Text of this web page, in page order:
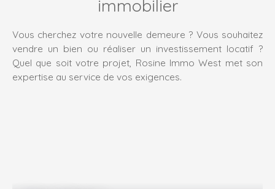
immobilier
Vous cherchez votre nouvelle demeure ? Vous souhaitez
vendre un bien ou réaliser un investissement locatif ?
Quel que soit votre projet, Rosine Immo West met son
expertise au service de vos exigences.